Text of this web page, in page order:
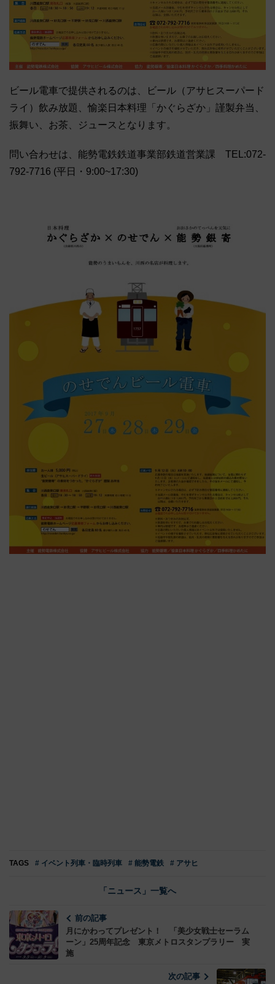
ビール電車で提供されるのは、ビール（アサヒスーパード
ライ）飲み放題、愉楽日本料理「かぐらざか」謹製弁当、
振舞い、お茶、ジュースとなります。
問い合わせは、能勢電鉄鉄道事業部鉄道営業課 TEL:072-
792-7716 (平日・9:00~17:30)
TAGS # イベント列車・臨時列車 # 能勢電鉄 # アサヒ
「ニュース」一覧へ
前の記事
月にかわってプレゼント！ 「美少女戦士セーラム
ーン」25周年記念 東京メトロスタンプラリー 実
施
次の記事